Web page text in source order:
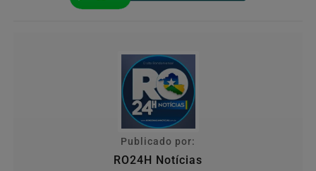
Publicado por:
RO24H Notícias